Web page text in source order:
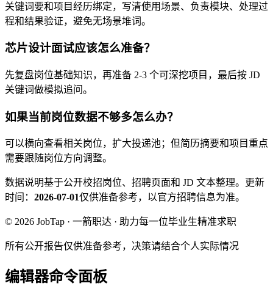
关键词要和项目经历绑定，写清使用场景、负责模块、处理过
程和结果验证，避免无场景堆词。
芯片设计面试应该怎么准备？
先复盘岗位基础知识，再准备 2-3 个可深挖项目，最后按 JD
关键词做模拟追问。
如果当前岗位数据不够多怎么办？
可以横向查看相关岗位，扩大投递池；但简历摘要和项目重点
需要跟随岗位方向调整。
数据说明基于公开校招岗位、招聘页面和 JD 文本整理。
更新
时间： 2026-07-01仅供准备参考，以官方招聘信息为准。
© 2026 JobTap · 一箭职达 · 助力每一位毕业生精准求职
所有公开报告仅供准备参考，决策请结合个人实际情况
编辑器命令面板